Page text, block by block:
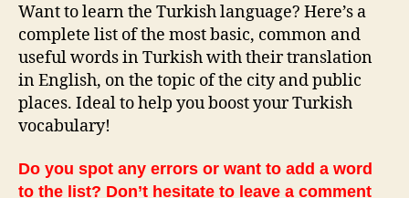
Want to learn the Turkish language? Here’s a
complete list of the most basic, common and
useful words in Turkish with their translation
in English, on the topic of the city and public
places. Ideal to help you boost your Turkish
vocabulary!
Do you spot any errors or want to add a word
to the list? Don’t hesitate to leave a comment